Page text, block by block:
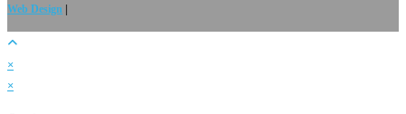
Web Design
×
×